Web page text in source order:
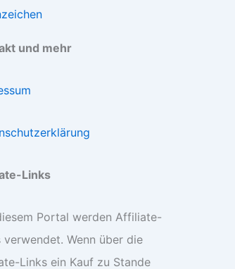
und mehr
Links
Portal werden Affiliate-
verwendet. Wenn über die
Links ein Kauf zu Stande